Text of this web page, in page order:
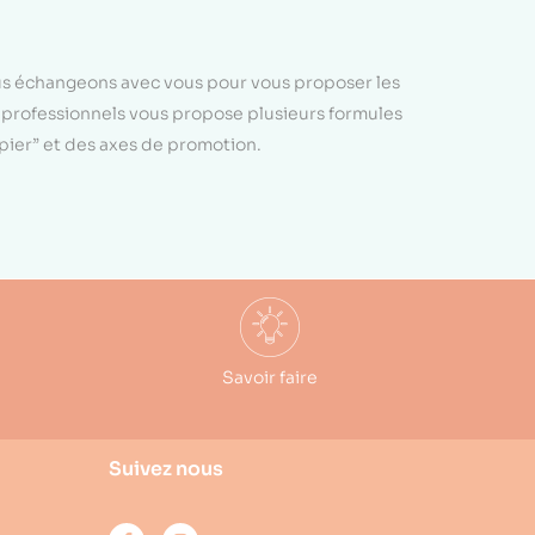
échangeons avec vous pour vous proposer les
vous propose plusieurs formules
et des axes de promotion.
Savoir faire
Suivez nous